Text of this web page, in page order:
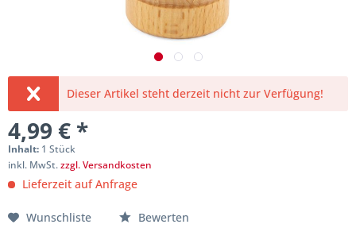
Dieser Artikel steht derzeit nicht zur Verfügung!
4,99 € *
Inhalt: 1 Stück
inkl. MwSt.zzgl. Versandkosten
Lieferzeit auf Anfrage
Wunschliste Bewerten